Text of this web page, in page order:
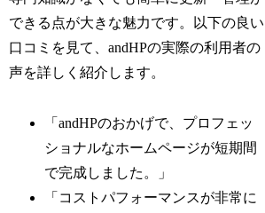
できる点が大きな魅力です。以下の良い
口コミを見て、andHPの実際の利用者の
声を詳しく紹介します。
「andHPのおかげで、プロフェッ
ショナルなホームページが短期間
で完成しました。」
「コストパフォーマンスが非常に